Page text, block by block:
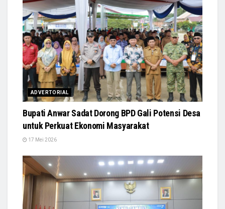
ADVERTORIAL
Bupati Anwar Sadat Dorong BPD Gali Potensi Desa
untuk Perkuat Ekonomi Masyarakat
17 Mei 2026